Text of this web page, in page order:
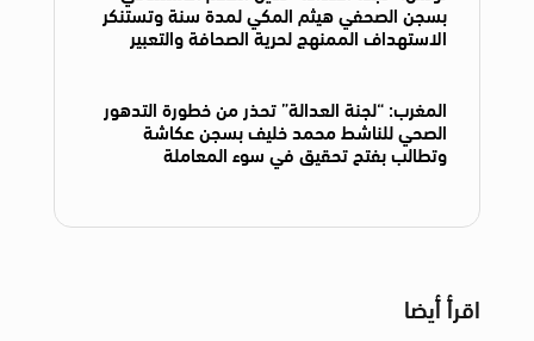
بسجن الصحفي هيثم المكي لمدة سنة وتستنكر
الاستهداف الممنهج لحرية الصحافة والتعبير
المغرب: “لجنة العدالة” تحذر من خطورة التدهور
الصحي للناشط محمد خليف بسجن عكاشة
وتطالب بفتح تحقيق في سوء المعاملة
اقرأ أيضا